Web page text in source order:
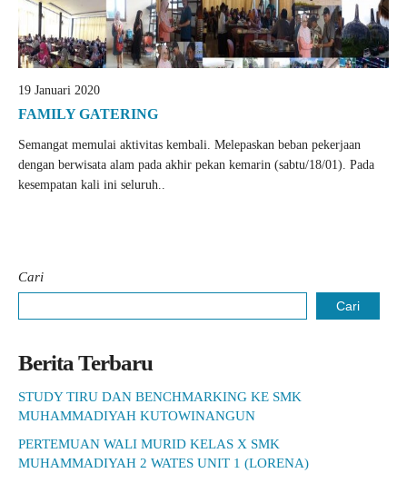
19 Januari 2020
FAMILY GATERING
Semangat memulai aktivitas kembali. Melepaskan beban pekerjaan
dengan berwisata alam pada akhir pekan kemarin (sabtu/18/01). Pada
kesempatan kali ini seluruh..
Cari
Cari
Berita Terbaru
STUDY TIRU DAN BENCHMARKING KE SMK
MUHAMMADIYAH KUTOWINANGUN
PERTEMUAN WALI MURID KELAS X SMK
MUHAMMADIYAH 2 WATES UNIT 1 (LORENA)